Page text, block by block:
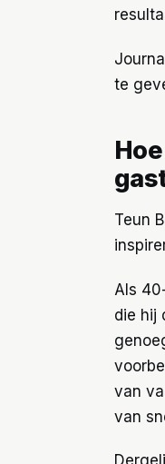
te
Teun
Als
die hij
van
van